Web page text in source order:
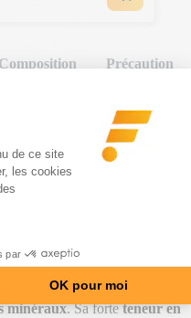
Composition Précaution
plein d'énergie durant un
qui pourrait avoir des
barre endurance est
et 58,8 g* selon la
de pouce énergétique.
propres spécificités.
est une barre salée
minéraux. Sa forteteneur en